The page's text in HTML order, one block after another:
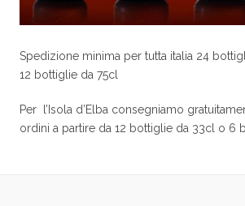
Spedizione minima per tutta italia 24
12 bottiglie da 75cl
Per l’Isola d’Elba consegniamo
ordini a partire da 12 bottiglie da 33cl o 6